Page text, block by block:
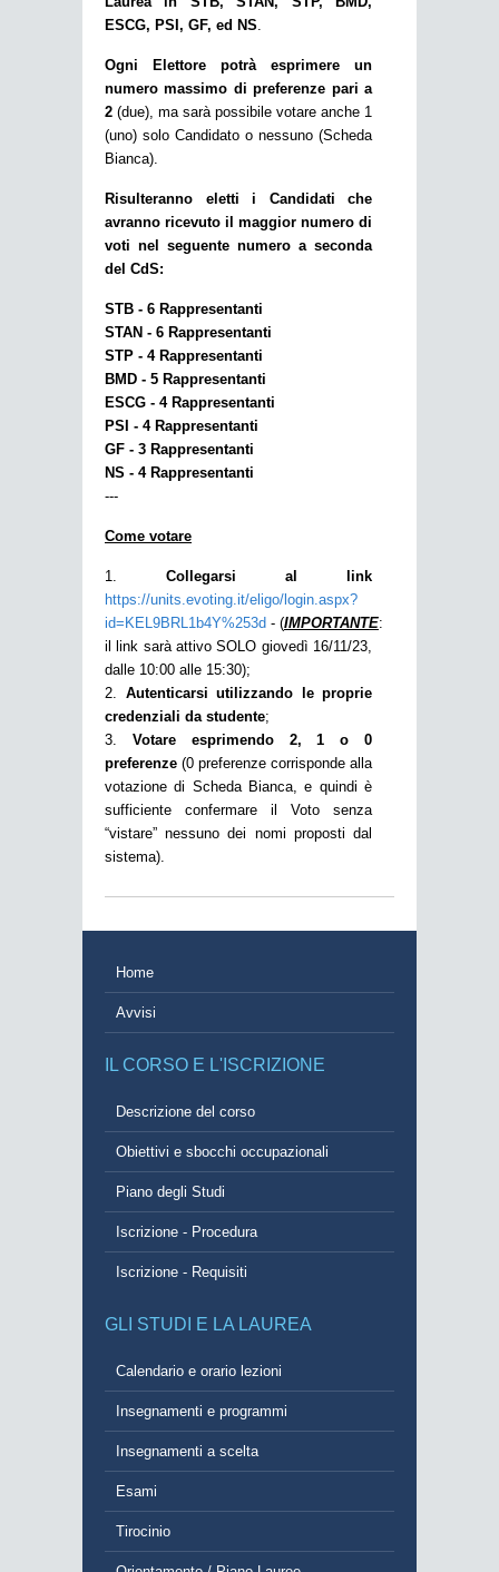
ESCG, PSI, GF, ed NS.
Ogni Elettore potrà esprimere un
numero massimo di preferenze pari a
2 (due), ma sarà possibile votare anche 1
(uno) solo Candidato o nessuno (Scheda
Bianca).
Risulteranno eletti i Candidati che
avranno ricevuto il maggior numero di
voti nel seguente numero a seconda
del CdS:
STB - 6 Rappresentanti
STAN - 6 Rappresentanti
STP - 4 Rappresentanti
BMD - 5 Rappresentanti
ESCG - 4 Rappresentanti
PSI - 4 Rappresentanti
GF - 3 Rappresentanti
NS - 4 Rappresentanti
---
Come votare
1. Collegarsi al link
https://units.evoting.it/eligo/login.aspx?
id=KEL9BRL1b4Y%253d - (IMPORTANTE:
il link sarà attivo SOLO giovedì 16/11/23,
dalle 10:00 alle 15:30);
2. Autenticarsi utilizzando le proprie
credenziali da studente;
3. Votare esprimendo 2, 1 o 0
preferenze (0 preferenze corrisponde alla
votazione di Scheda Bianca, e quindi è
sufficiente confermare il Voto senza
“vistare” nessuno dei nomi proposti dal
sistema).
Home
Avvisi
IL CORSO E L'ISCRIZIONE
Descrizione del corso
Obiettivi e sbocchi occupazionali
Piano degli Studi
Iscrizione - Procedura
Iscrizione - Requisiti
GLI STUDI E LA LAUREA
Calendario e orario lezioni
Insegnamenti e programmi
Insegnamenti a scelta
Esami
Tirocinio